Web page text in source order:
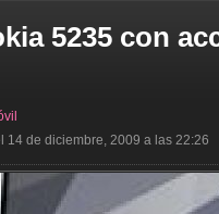
5235 con
14 de diciembre, 2009 a las 22:26